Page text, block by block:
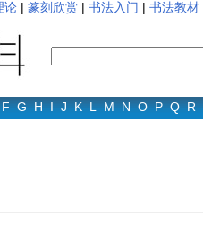
论 | 篆刻欣赏 | 书法入门 | 书法教材
F G H I J K L M N O P Q R